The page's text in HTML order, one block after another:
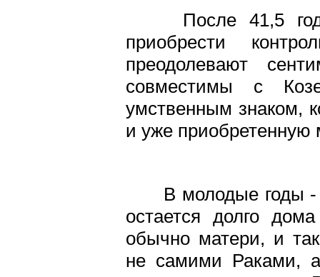
После 41,5
приобрести
преодолевают
совместимы с
умственным знаком,
и уже
В молодые годы -
остается долго
обычно матери, и
не самими Раками,